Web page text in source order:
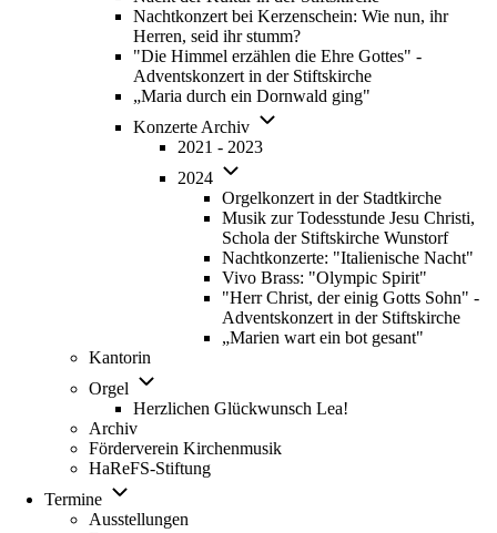
Nachtkonzert bei Kerzenschein: Wie nun, ihr
Herren, seid ihr stumm?
"Die Himmel erzählen die Ehre Gottes" -
Adventskonzert in der Stiftskirche
„Maria durch ein Dornwald ging"
Konzerte Archiv
Unternavigation von Konzerte
2021 - 2023
2024
Unternavigation von 2024
Orgelkonzert in der Stadtkirche
Musik zur Todesstunde Jesu Christi,
Schola der Stiftskirche Wunstorf
Nachtkonzerte: "Italienische Nacht"
Vivo Brass: "Olympic Spirit"
"Herr Christ, der einig Gotts Sohn" -
Adventskonzert in der Stiftskirche
„Marien wart ein bot gesant"
Kantorin
Orgel
Unternavigation von Orgel
Herzlichen Glückwunsch Lea!
Archiv
Förderverein Kirchenmusik
HaReFS-Stiftung
Termine
Unternavigation von Termine
Ausstellungen